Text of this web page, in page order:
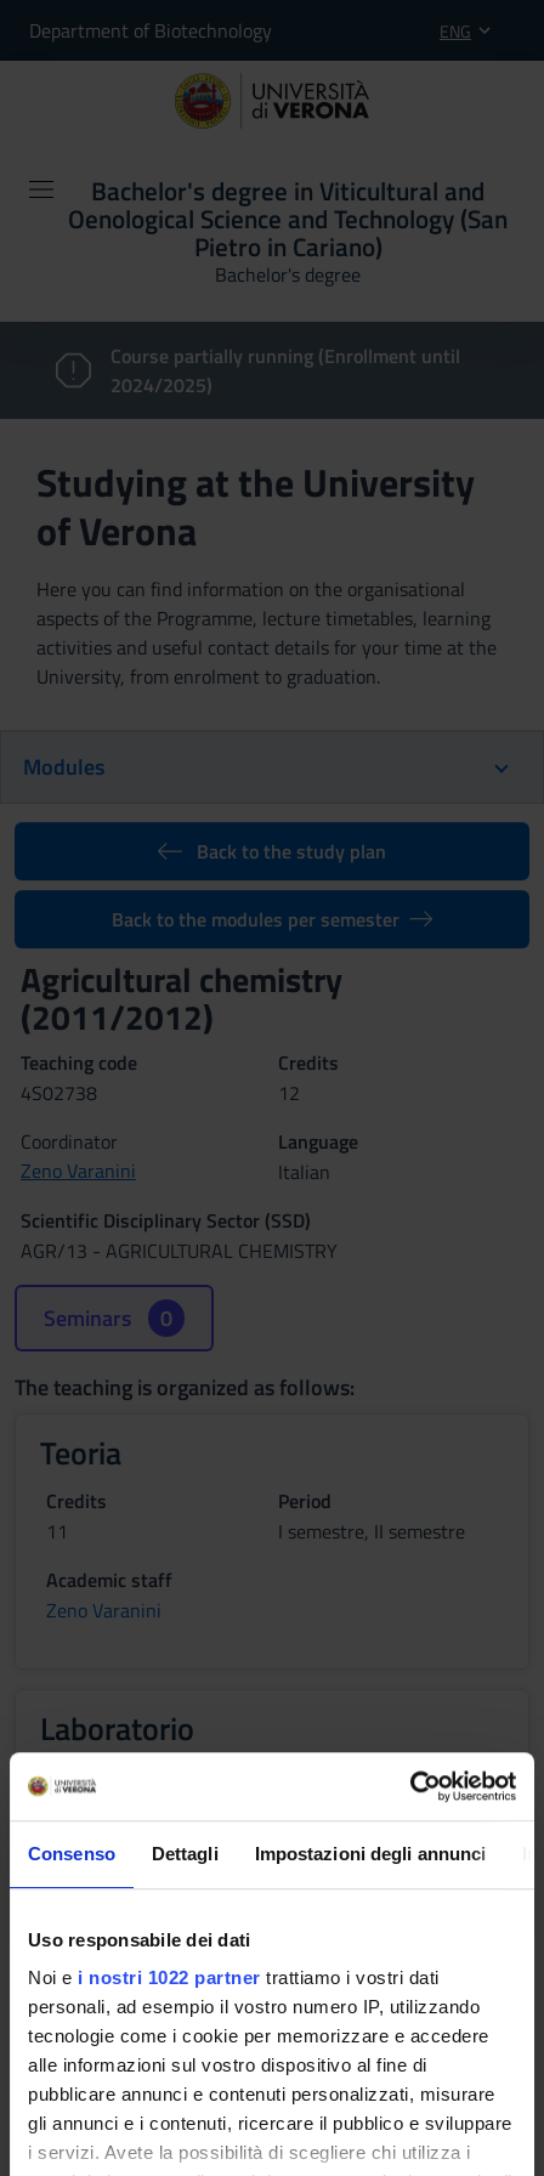
Consenso Dettagli Impostazioni degli annunci
Uso responsabile dei dati
Noi e i nostri 1022 partner trattiamo i vostri dati
personali, ad esempio il vostro numero IP, utilizzando
tecnologie come i cookie per memorizzare e accedere
alle informazioni sul vostro dispositivo al fine di
pubblicare annunci e contenuti personalizzati, misurare
gli annunci e i contenuti, ricercare il pubblico e sviluppare
i servizi. Avete la possibilità di scegliere chi utilizza i
Department of Biotechnology ENG
Bachelor's degree in Viticultural and
Oenological Science and Technology (San
Pietro in Cariano)
Bachelor's degree
Course partially running (Enrollment until
2024/2025)
Studying at the University
of Verona
Here you can find information on the organisational
aspects of the Programme, lecture timetables, learning
activities and useful contact details for your time at the
University, from enrolment to graduation.
Modules
Back to the study plan
Back to the modules per semester
Agricultural chemistry
(2011/2012)
Teaching code
4S02738
Credits
12
Coordinator
Zeno Varanini
Language
Italian
Scientific Disciplinary Sector (SSD)
AGR/13 - AGRICULTURAL CHEMISTRY
Seminars 0
The teaching is organized as follows:
Teoria
Credits
11
Period
I semestre, II semestre
Academic staff
Zeno Varanini
Laboratorio
Credits
I semestre, II semestre
Academic staff
Zeno Varanini
Learning outcomes
Aim of the course is to analyse with a chemical and
biochemical approach the main phenomena and relationships
taking place in the soil-plant system.
We intend to introduce the students to the knowledge of soil
constituents and to their chemical and physical properties.